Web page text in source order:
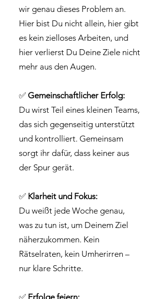
wir genau dieses Problem an.
Hier bist Du nicht allein, hier gibt
es kein zielloses Arbeiten, und
hier verlierst Du Deine Ziele nicht
mehr aus den Augen.
✅ Gemeinschaftlicher Erfolg:
Du wirst Teil eines kleinen Teams,
das sich gegenseitig unterstützt
und kontrolliert. Gemeinsam
sorgt ihr dafür, dass keiner aus
der Spur gerät.
✅ Klarheit und Fokus:
Du weißt jede Woche genau,
was zu tun ist, um Deinem Ziel
näherzukommen. Kein
Rätselraten, kein Umherirren –
nur klare Schritte.
✅ Erfolge feiern: